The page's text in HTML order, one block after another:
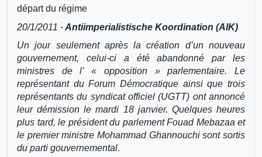
départ du régime
20/1/2011 · Antiimperialistische Koordination (AIK)
Un jour seulement après la création d’un nouveau
gouvernement, celui-ci a été abandonné par les
ministres de l’ « opposition » parlementaire. Le
représentant du Forum Démocratique ainsi que trois
représentants du syndicat officiel (UGTT) ont annoncé
leur démission le mardi 18 janvier. Quelques heures
plus tard, le président du parlement Fouad Mebazaa et
le premier ministre Mohammad Ghannouchi sont sortis
du parti gouvernemental.